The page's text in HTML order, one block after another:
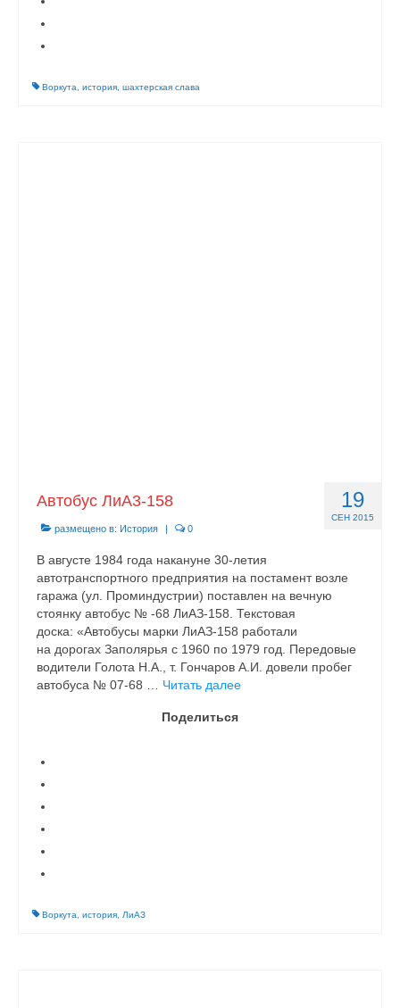
Воркута история шахтерская слава
19
СЕН 2015
Автобус ЛиA3-158
размещено в: История | 0
В августе 1984 года накануне 30-летия
автотранспортного предприятия на постамент возле
гаража (ул. Проминдустрии) поставлен на вечную
стоянку автобус № -68 ЛиАЗ-158. Текстовая
доска: «Автобусы марки ЛиАЗ-158 работали
на дорогах Заполярья с 1960 по 1979 год. Передовые
водители Голота Н.А., т. Гончаров А.И. довели пробег
автобуса № 07-68 … Читать далее
Поделиться
Воркута история ЛиАЗ